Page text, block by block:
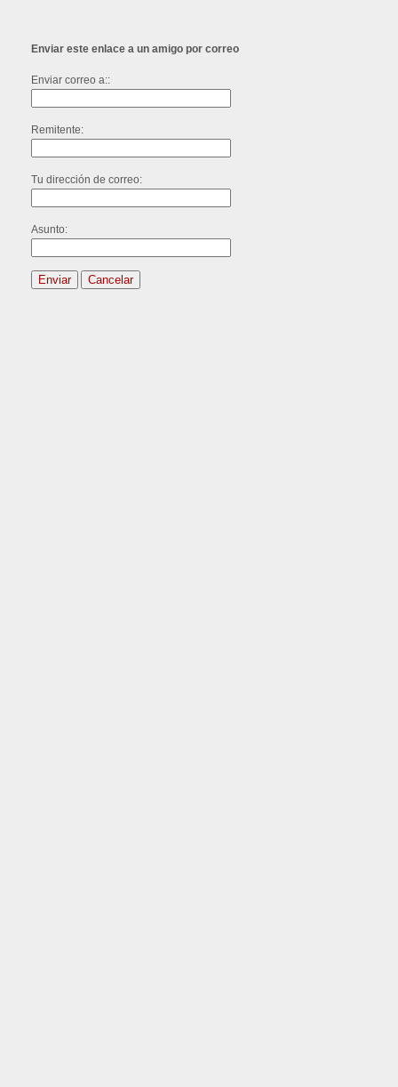
Enviar este enlace a un amigo por correo
Enviar correo a::
Remitente:
Tu dirección de correo:
Asunto:
Enviar Cancelar